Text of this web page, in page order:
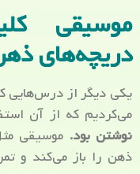
موسیقی
دریچه‌های
یکی دیگر از درس‌هایی
می‌کردیم که از آن
نوشتن بود. موسیقی
ذهن را باز می‌کند و